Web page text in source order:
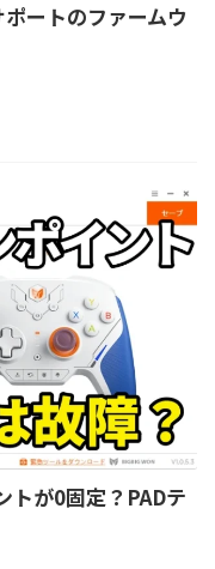
ートのファームウ
トが0固定？PADテ